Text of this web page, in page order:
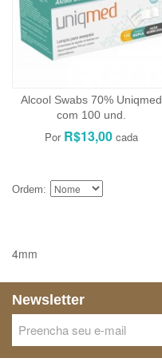
Alcool Swabs 70% Uniqmed
com 100 und.
R$13,00
Ordem
4mm
Newsletter